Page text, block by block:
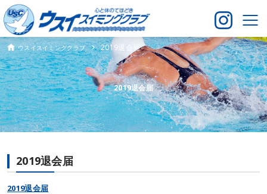
2019退会届
ウスイスイミングクラブ 2019退会届
2019退会届
2019退会届